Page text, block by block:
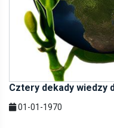
Cztery dekady wiedzy
01-01-1970